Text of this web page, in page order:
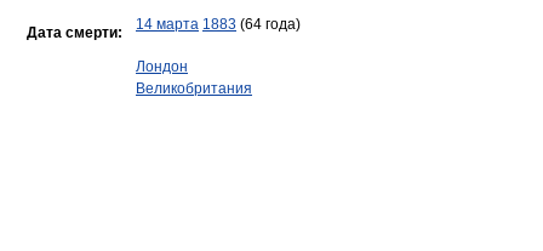
Дата смерти: 14 марта 1883 (64 года)
Лондон
Великобритания